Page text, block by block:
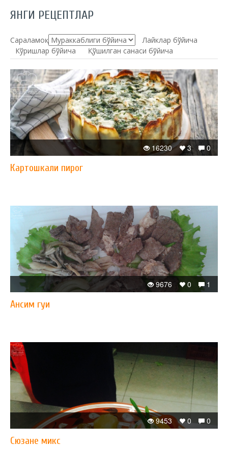
ЯНГИ РЕЦЕПТЛАР
Сараламоқ:
Лайклар бўйича
Кўришлар бўйича
Қўшилган санаси бўйича
0
3
16230
Картошкали пирог
1
0
9676
Ансим гуи
0
0
9453
Сюзане микс